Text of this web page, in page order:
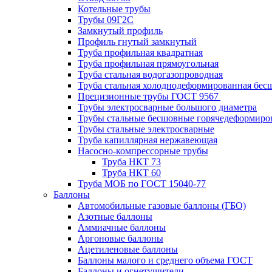
Котельные трубы
Трубы 09Г2С
Замкнутый профиль
Профиль гнутый замкнутый
Труба профильная квадратная
Труба профильная прямоугольная
Труба стальная водогазопроводная
Труба стальная холоднодеформированная
Прецизионные трубы ГОСТ 9567
Трубы электросварные большого диаметра
Трубы стальные бесшовные
Трубы стальные электросварные
Труба капиллярная нержавеющая
Насосно-компрессорные трубы
Труба НКТ 73
Труба НКТ 60
Труба МОБ по ГОСТ 15040-77
Баллоны
Автомобильные газовые баллоны (ГБО)
Азотные баллоны
Аммиачные баллоны
Аргоновые баллоны
Ацетиленовые баллоны
Баллоны малого и среднего объема ГОСТ